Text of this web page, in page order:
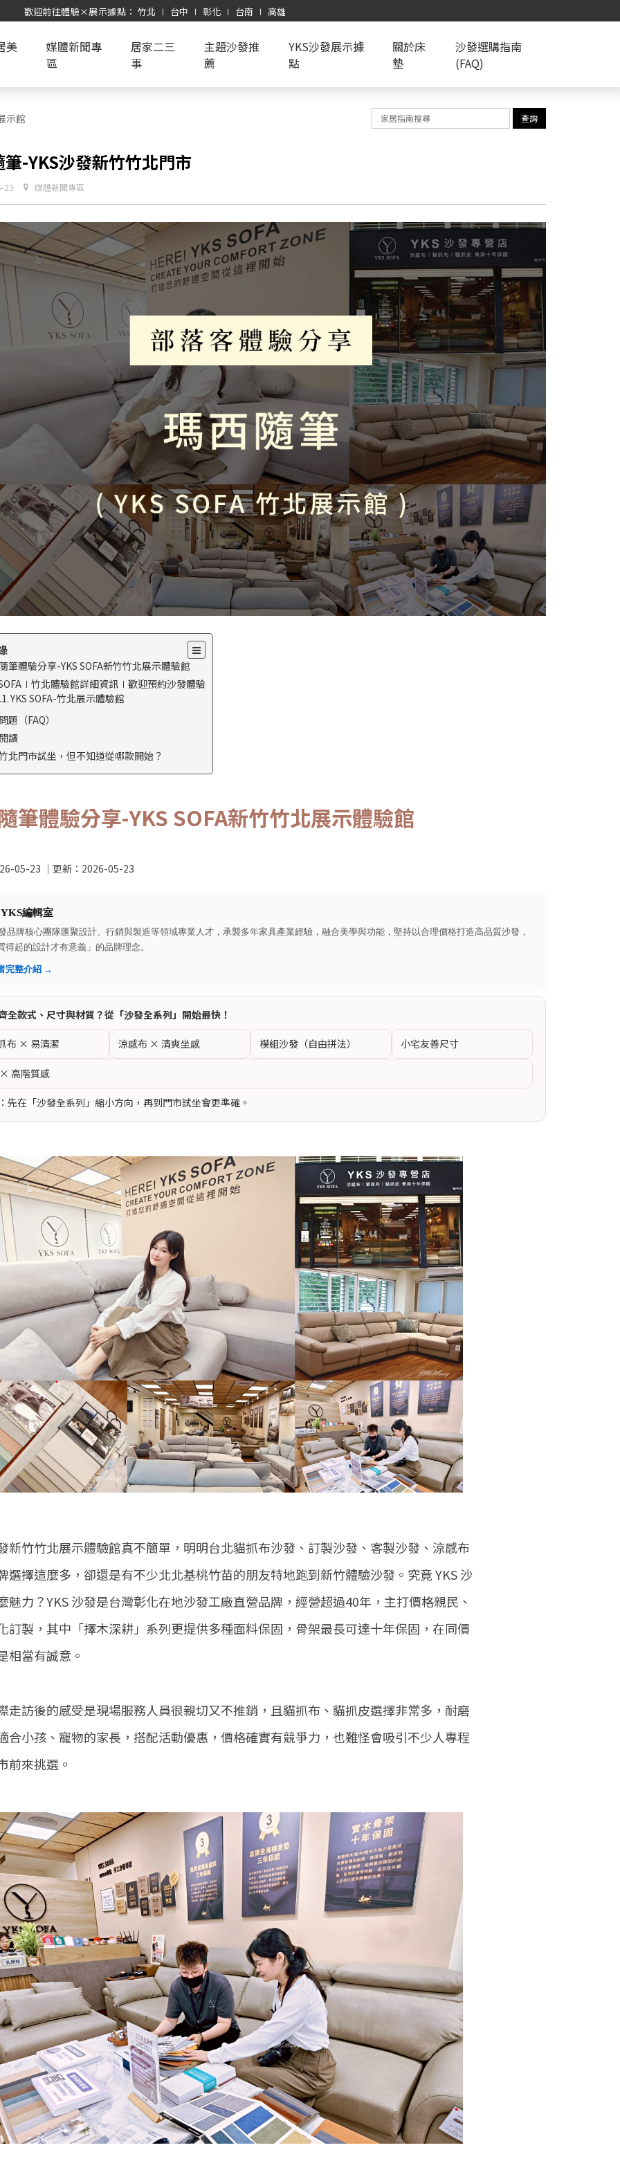
歡迎前往體驗×展示據點： 竹北 ∣ 台中 ∣ 彰化 ∣ 台南 ∣ 高雄
美
媒體新聞專
區
居家二三
事
主題沙發推
薦
YKS沙發展示據
點
關於床
墊
沙發選購指南
(FAQ)
示館 查詢
-YKS沙發新竹竹北門市
23 媒體新聞專區
筆體驗分享-YKS SOFA新竹竹北展示體驗館
竹北體驗館詳細資訊∣歡迎預約沙發體驗
YKS SOFA-竹北展示體驗館
題（FAQ）
讀
北門市試坐，但不知道從哪款開始？
筆體驗分享-YKS SOFA新竹竹北展示體驗館
05-23 ｜更新： 2026-05-23
YKS編輯室
品牌核心團隊匯聚設計、行銷與製造等領域專業人才，承襲多年家具產業經驗，融合美學與功能，堅持以合理價格打造高品質沙發，
得起的設計才有意義」的品牌理念。
完整介紹 →
全款式、尺寸與材質？從「沙發全系列」開始最快！
布 × 易清潔 涼感布 × 清爽坐感 模組沙發（自由拼法） 小宅友善尺寸
高階質感
先在「沙發全系列」縮小方向，再到門市試坐會更準確。
新竹竹北展示體驗館真不簡單，明明台北貓抓布沙發、訂製沙發、客製沙發、涼感布
選擇這麼多，卻還是有不少北北基桃竹苗的朋友特地跑到新竹體驗沙發。究竟 YKS 沙
魅力？YKS 沙發是台灣彰化在地沙發工廠直營品牌，經營超過40年，主打價格親民、
訂製，其中「擇木深耕」系列更提供多種面料保固，骨架最長可達十年保固，在同價
相當有誠意。
走訪後的感受是現場服務人員很親切又不推銷，且貓抓布、貓抓皮選擇非常多，耐磨
合小孩、寵物的家長，搭配活動優惠，價格確實有競爭力，也難怪會吸引不少人專程
前來挑選。